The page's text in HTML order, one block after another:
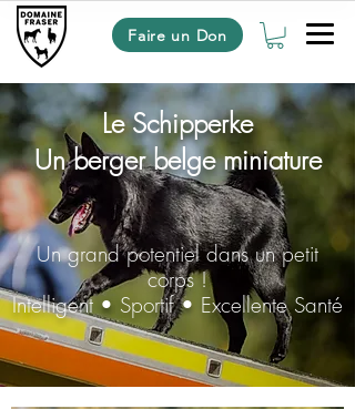
Faire un Don
Le Schipperke
Un berger belge miniature
Un grand potentiel dans un petit
corps !
Intelligent • Sportif • Excellente Santé